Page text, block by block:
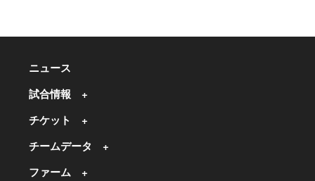
ニュース
試合情報
チケット
チームデータ
ファーム